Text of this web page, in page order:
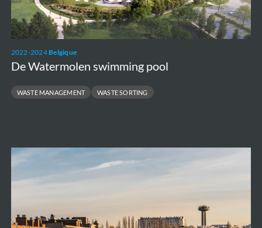
2022-2024Belgique
De Watermolen swimming pool
WASTE MANAGEMENT WASTE SORTING
New
in